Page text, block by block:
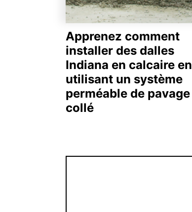
Apprenez comment
installer des dalles
Indiana en calcaire en
utilisant un système
perméable de pavage
collé